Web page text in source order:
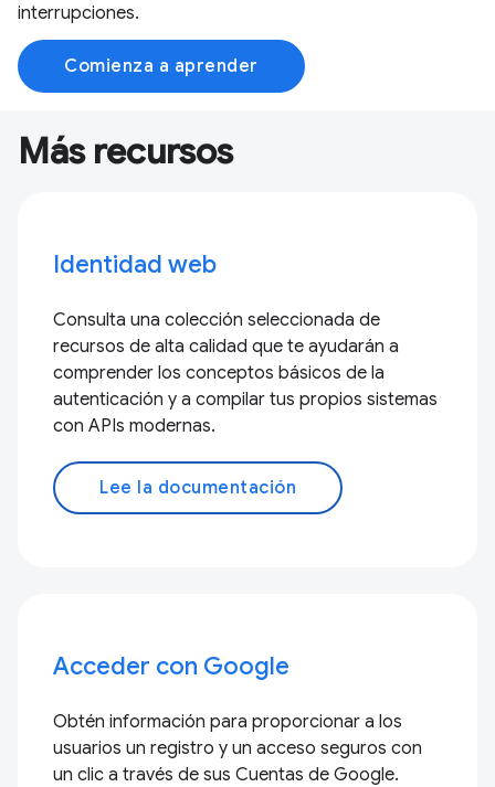
interrupciones.
Comienza a aprender
Más recursos
Identidad web
Consulta una colección seleccionada de
recursos de alta calidad que te ayudarán a
comprender los conceptos básicos de la
autenticación y a compilar tus propios sistemas
con APIs modernas.
Lee la documentación
Acceder con Google
Obtén información para proporcionar a los
usuarios un registro y un acceso seguros con
un clic a través de sus Cuentas de Google.